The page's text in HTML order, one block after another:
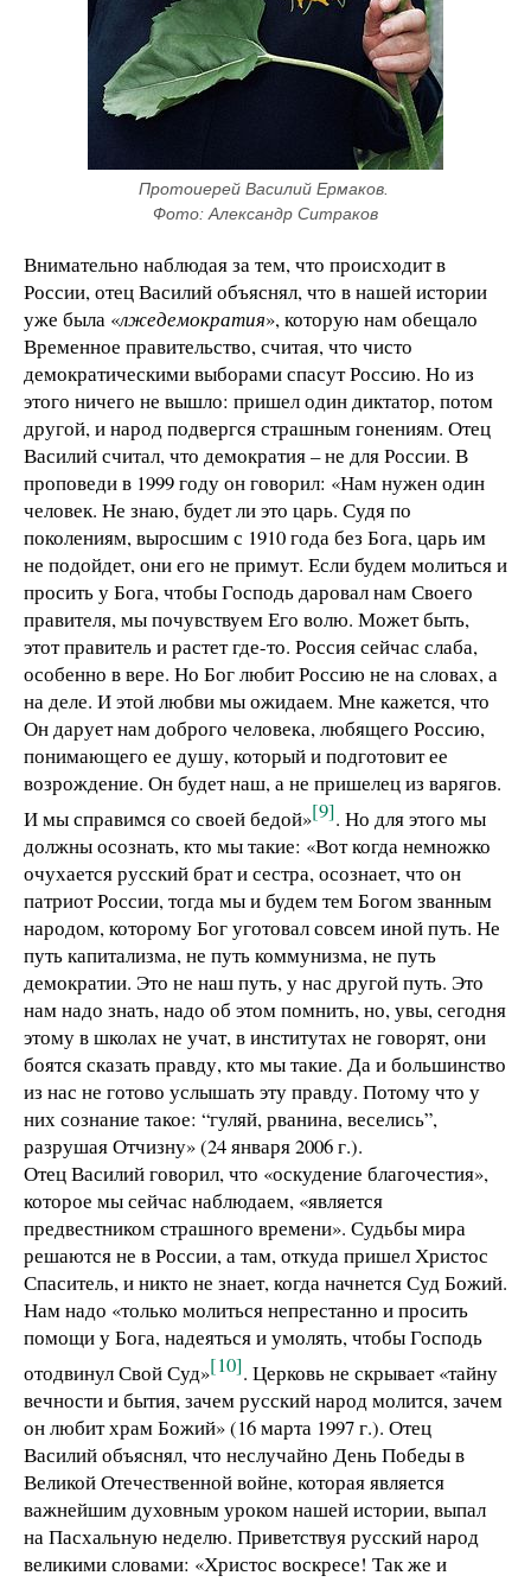
Протоиерей Василий Ермаков.
Фото: Александр Ситраков
Внимательно наблюдая за тем, что происходит в
России, отец Василий объяснял, что в нашей истории
уже была «лжедемократия», которую нам обещало
Временное правительство, считая, что чисто
демократическими выборами спасут Россию. Но из
этого ничего не вышло: пришел один диктатор, потом
другой, и народ подвергся страшным гонениям. Отец
Василий считал, что демократия – не для России. В
проповеди в 1999 году он говорил: «Нам нужен один
человек. Не знаю, будет ли это царь. Судя по
поколениям, выросшим с 1910 года без Бога, царь им
не подойдет, они его не примут. Если будем молиться и
просить у Бога, чтобы Господь даровал нам Своего
правителя, мы почувствуем Его волю. Может быть,
этот правитель и растет где-то. Россия сейчас слаба,
особенно в вере. Но Бог любит Россию не на словах, а
на деле. И этой любви мы ожидаем. Мне кажется, что
Он дарует нам доброго человека, любящего Россию,
понимающего ее душу, который и подготовит ее
возрождение. Он будет наш, а не пришелец из варягов.
И мы справимся со своей бедой»[9]. Но для этого мы
должны осознать, кто мы такие: «Вот когда немножко
очухается русский брат и сестра, осознает, что он
патриот России, тогда мы и будем тем Богом званным
народом, которому Бог уготовал совсем иной путь. Не
путь капитализма, не путь коммунизма, не путь
демократии. Это не наш путь, у нас другой путь. Это
нам надо знать, надо об этом помнить, но, увы, сегодня
этому в школах не учат, в институтах не говорят, они
боятся сказать правду, кто мы такие. Да и большинство
из нас не готово услышать эту правду. Потому что у
них сознание такое: “гуляй, рванина, веселись”,
разрушая Отчизну» (24 января 2006 г.).
Отец Василий говорил, что «оскудение благочестия»,
которое мы сейчас наблюдаем, «является
предвестником страшного времени». Судьбы мира
решаются не в России, а там, откуда пришел Христос
Спаситель, и никто не знает, когда начнется Суд Божий.
Нам надо «только молиться непрестанно и просить
помощи у Бога, надеяться и умолять, чтобы Господь
отодвинул Свой Суд»[10]. Церковь не скрывает «тайну
вечности и бытия, зачем русский народ молится, зачем
он любит храм Божий» (16 марта 1997 г.). Отец
Василий объяснял, что неслучайно День Победы в
Великой Отечественной войне, которая является
важнейшим духовным уроком нашей истории, выпал
на Пасхальную неделю. Приветствуя русский народ
великими словами: «Христос воскресе! Так же и